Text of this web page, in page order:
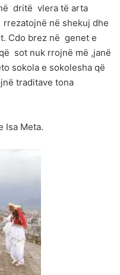
dritë vlera të arta
në shekuj dhe
Cdo brez në genet e
sot nuk rrojnë më ,janë
sokola e sokolesha që
traditave tona
Isa Meta.